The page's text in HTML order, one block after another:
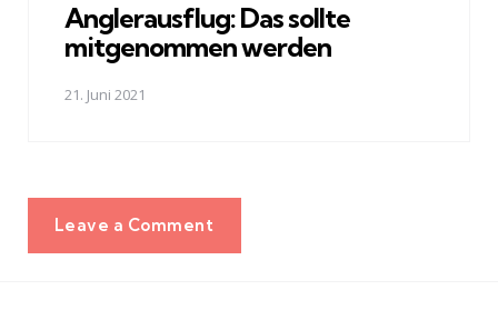
Anglerausflug: Das sollte
mitgenommen werden
21. Juni 2021
Leave a Comment